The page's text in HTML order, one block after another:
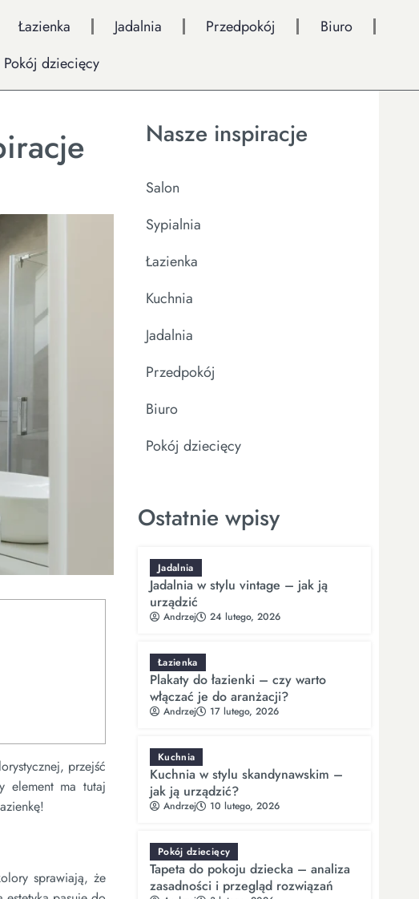
Łazienka Jadalnia Przedpokój
Biuro
Pokój dziecięcy
przejść
element ma tutaj
sprawiają, że
Nasze inspiracje
Salon
Sypialnia
Łazienka
Kuchnia
Jadalnia
Przedpokój
Biuro
Pokój dziecięcy
Ostatnie wpisy
Jadalnia
Jadalnia w stylu vintage – jak ją
urządzić
Andrzej 24 lutego, 2026
Łazienka
Plakaty do łazienki – czy warto
włączać je do aranżacji?
Andrzej 17 lutego, 2026
Kuchnia
Kuchnia w stylu skandynawskim –
jak ją urządzić?
Andrzej 10 lutego, 2026
Pokój dziecięcy
Tapeta do pokoju dziecka – analiza
zasadności i przegląd rozwiązań